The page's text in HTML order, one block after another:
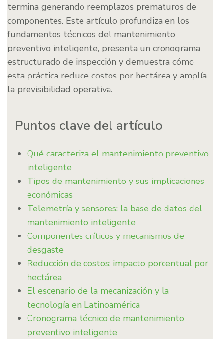
termina generando reemplazos prematuros de
componentes. Este artículo profundiza en los
fundamentos técnicos del mantenimiento
preventivo inteligente, presenta un cronograma
estructurado de inspección y demuestra cómo
esta práctica reduce costos por hectárea y amplía
la previsibilidad operativa.
Puntos clave del artículo
Qué caracteriza el mantenimiento preventivo
inteligente
Tipos de mantenimiento y sus implicaciones
económicas
Telemetría y sensores: la base de datos del
mantenimiento inteligente
Componentes críticos y mecanismos de
desgaste
Reducción de costos: impacto porcentual por
hectárea
El escenario de la mecanización y la
tecnología en Latinoamérica
Cronograma técnico de mantenimiento
preventivo inteligente